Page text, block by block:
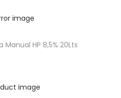
HP 8,5% 20Lts